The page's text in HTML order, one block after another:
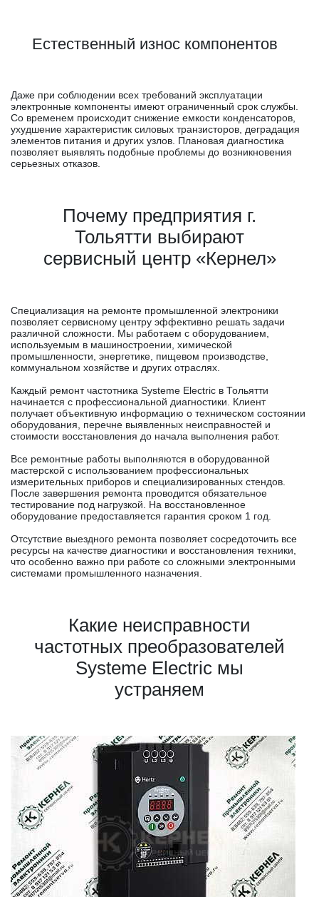
Естественный износ компонентов
Даже при соблюдении всех требований эксплуатации
электронные компоненты имеют ограниченный срок службы.
Со временем происходит снижение емкости конденсаторов,
ухудшение характеристик силовых транзисторов, деградация
элементов питания и других узлов. Плановая диагностика
позволяет выявлять подобные проблемы до возникновения
серьезных отказов.
Почему предприятия г.
Тольятти выбирают
сервисный центр «Кернел»
Специализация на ремонте промышленной электроники
позволяет сервисному центру эффективно решать задачи
различной сложности. Мы работаем с оборудованием,
используемым в машиностроении, химической
промышленности, энергетике, пищевом производстве,
коммунальном хозяйстве и других отраслях.
Каждый ремонт частотника Systeme Electric в Тольятти
начинается с профессиональной диагностики. Клиент
получает объективную информацию о техническом состоянии
оборудования, перечне выявленных неисправностей и
стоимости восстановления до начала выполнения работ.
Все ремонтные работы выполняются в оборудованной
мастерской с использованием профессиональных
измерительных приборов и специализированных стендов.
После завершения ремонта проводится обязательное
тестирование под нагрузкой. На восстановленное
оборудование предоставляется гарантия сроком 1 год.
Отсутствие выездного ремонта позволяет сосредоточить все
ресурсы на качестве диагностики и восстановления техники,
что особенно важно при работе со сложными электронными
системами промышленного назначения.
Какие неисправности
частотных преобразователей
Systeme Electric мы
устраняем